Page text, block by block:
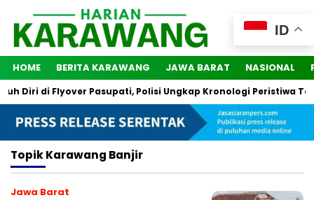
HOME BERITA KARAWANG JAWA BARAT NASIONAL
Diri di Flyover Pasupati, Polisi Ungkap Kronologi Peristiwa
TopikKarawang Banjir
Jawa Barat
ID